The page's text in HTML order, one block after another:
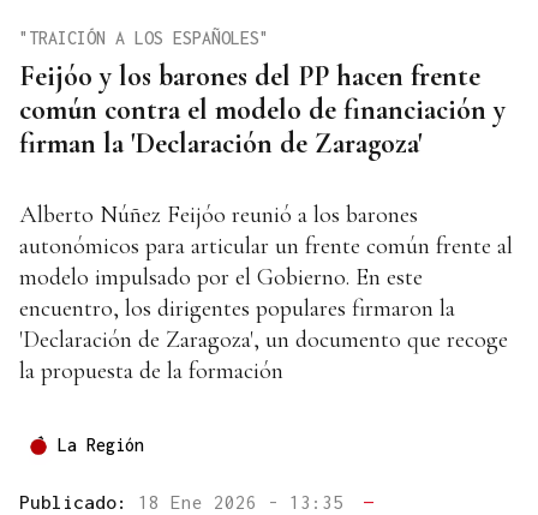
Feijóo y los barones del PP hacen frente
común contra el modelo de financiación y
firman la 'Declaración de Zaragoza'
"TRAICIÓN A LOS ESPAÑOLES"
Alberto Núñez Feijóo reunió a los barones
autonómicos para articular un frente común frente al
modelo impulsado por el Gobierno. En este
encuentro, los dirigentes populares firmaron la
'Declaración de Zaragoza', un documento que recoge
la propuesta de la formación
La Región
Publicado: 18 Ene 2026 - 13:35
—